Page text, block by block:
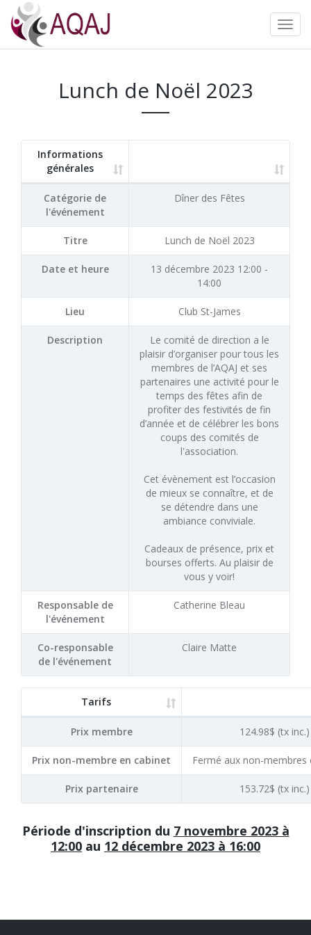
Lunch de Noël 2023
Informations
générales
Catégorie de
l'événement
Dîner des Fêtes
Titre Lunch de Noël 2023
Date et heure
13 décembre 2023 12:00 -
14:00
Lieu Club St-James
Description
Le comité de direction a le
plaisir d’organiser pour tous les
membres de l’AQAJ et ses
partenaires une activité pour le
temps des fêtes afin de
profiter des festivités de fin
d’année et de célébrer les bons
coups des comités de
l'association.
Cet évènement est l’occasion
de mieux se connaître, et de
se détendre dans une
ambiance conviviale.
Cadeaux de présence, prix et
bourses offerts. Au plaisir de
vous y voir!
Responsable de
l'événement
Catherine Bleau
Co-responsable
de l'événement
Claire Matte
Tarifs
Prix membre 124.98$ (tx inc.)
Prix non-membre en cabinet Fermé aux non-membres
Prix partenaire 153.72$ (tx inc.)
Période d'inscription du 7 novembre 2023 à
12:00 au 12 décembre 2023 à 16:00